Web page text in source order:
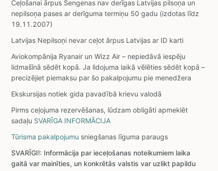
Ceļošanai ārpus Šengenas nav derīgas Latvijas pilsoņa un
nepilsoņa pases ar derīguma termiņu 50 gadu (izdotas līdz
19.11.2007)
Latvijas Nepilsoņi nevar ceļot ārpus Latvijas ar ID karti
Aviokompānija Ryanair un Wizz Air – nepiedāvā iespēju
lidmašīnā sēdēt kopā. Ja lidojuma laikā vēlēties sēdēt kopā –
precizējiet piemaksu par šo pakalpojumu pie menedžera
Ekskursijas notiek gida pavadībā krievu valodā
Pirms ceļojuma rezervēšanas, lūdzam obligāti apmeklēt
sadaļu SVARĪGA INFORMĀCIJA
Tūrisma pakalpojumu sniegšanas līguma paraugs
SVARĪGI!: Informācija par ieceļošanas noteikumiem laika
gaitā var mainīties, un konkrētās valstis var uzlikt papildu